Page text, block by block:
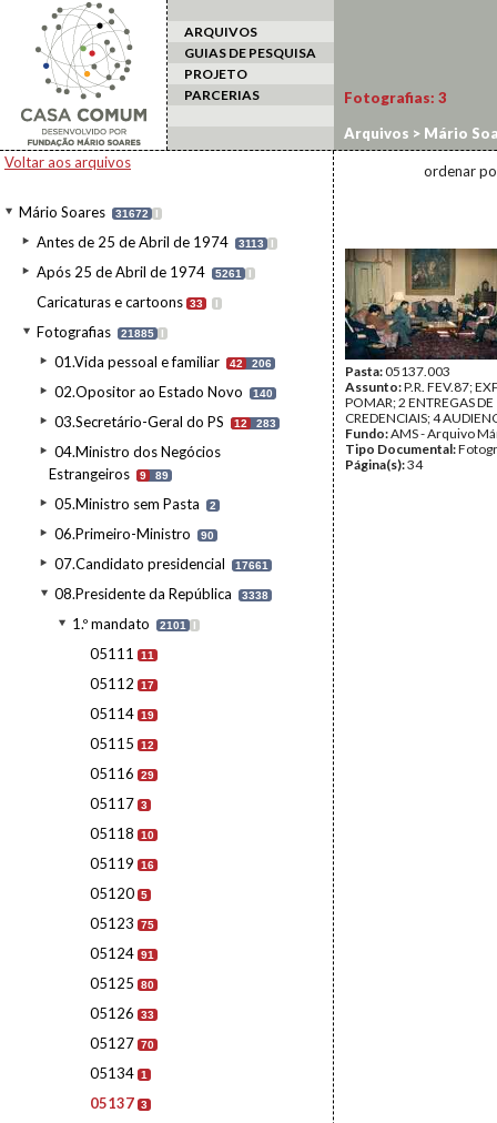
ARQUIVOS
GUIAS DE PESQUISA
PROJETO
PARCERIAS
Voltar aos arquivos
Mário Soares 31672 I
Antes de 25 de Abril de 1974 3113 I
Após 25 de Abril de 1974 5261 I
Caricaturas e cartoons 33 I
Fotografias 21885 I
01.Vida pessoal e familiar 42 206
02.Opositor ao Estado Novo 140
03.Secretário-Geral do PS 12 283
04.Ministro dos Negócios
Estrangeiros
9 89
05.Ministro sem Pasta 2
06.Primeiro-Ministro 90
07.Candidato presidencial 17661
08.Presidente da República 3338
1.º mandato 2101 I
05111 11
05112 17
05114 19
05115 12
05116 29
05117 3
05118 10
05119 16
05120 5
05123 75
05124 91
05125 80
05126 33
05127 70
05134 1
05137 3
Fotografias: 3
Arquivos > Mário
ordenar
Pasta:05137.003
Assunto:P.R. FEV.87;
POMAR; 2 ENTREGAS DE
CREDENCIAIS; 4
Fundo:AMS - Arquivo
Tipo Documental:
Página(s):34